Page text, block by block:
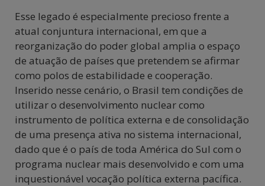
Esse legado é especialmente precioso frente a
atual conjuntura internacional, em que a
reorganização do poder global amplia o espaço
de atuação de países que pretendem se afirmar
como polos de estabilidade e cooperação.
Inserido nesse cenário, o Brasil tem condições de
utilizar o desenvolvimento nuclear como
instrumento de política externa e de consolidação
de uma presença ativa no sistema internacional,
dado que é o país de toda América do Sul com o
programa nuclear mais desenvolvido e com uma
inquestionável vocação política externa pacífica.